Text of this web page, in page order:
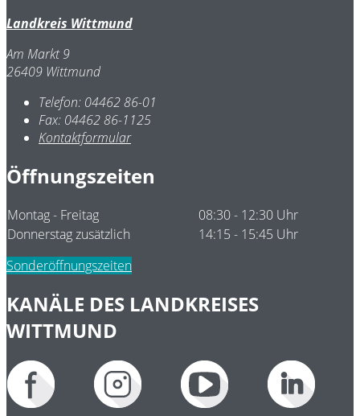
Landkreis Wittmund
Am Markt 9
26409 Wittmund
Telefon: 04462 86-01
Fax: 04462 86-1125
Kontaktformular
Öffnungszeiten
Montag - Freitag
08:30 - 12:30 Uhr
Donnerstag zusätzlich
14:15 - 15:45 Uhr
Sonderöffnungszeiten
KANÄLE DES LANDKREISES
WITTMUND